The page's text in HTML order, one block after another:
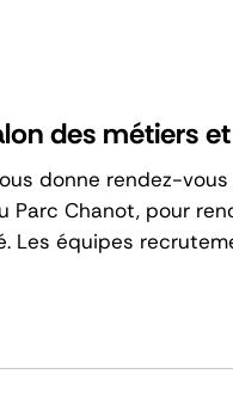
des métiers
donne rendez-
Parc Chanot, pour
Les équipes